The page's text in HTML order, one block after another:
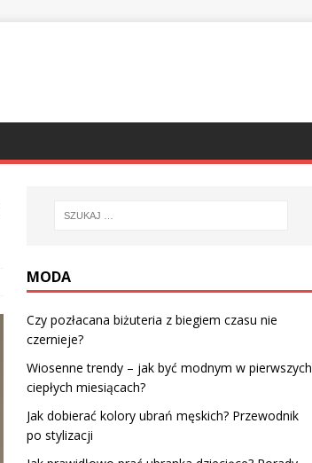
MODA
Czy pozłacana biżuteria z biegiem czasu nie
czernieje?
Wiosenne trendy – jak być modnym w pierwszych
ciepłych miesiącach?
Jak dobierać kolory ubrań męskich? Przewodnik
po stylizacji